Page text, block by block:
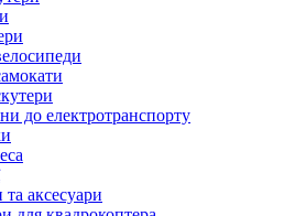
до електротранспорту
аксесуари